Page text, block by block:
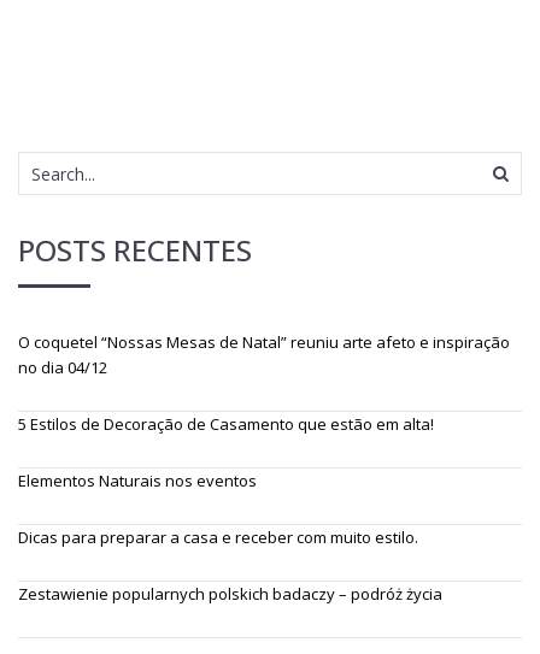
POSTS RECENTES
O coquetel “Nossas Mesas de Natal” reuniu arte afeto e inspiração
no dia 04/12
5 Estilos de Decoração de Casamento que estão em alta!
Elementos Naturais nos eventos
Dicas para preparar a casa e receber com muito estilo.
Zestawienie popularnych polskich badaczy – podróż życia